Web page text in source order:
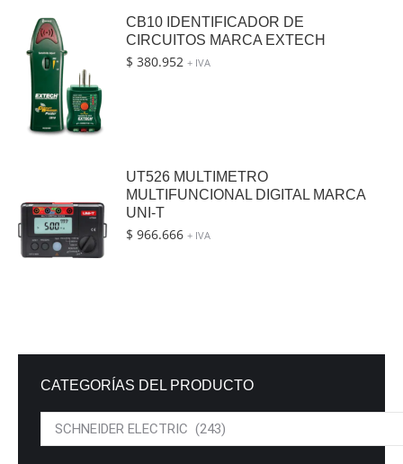
CB10 IDENTIFICADOR DE
CIRCUITOS MARCA EXTECH
$ 380.952 + IVA
UT526 MULTIMETRO
MULTIFUNCIONAL DIGITAL MARCA
UNI-T
$ 966.666 + IVA
CATEGORÍAS DEL PRODUCTO